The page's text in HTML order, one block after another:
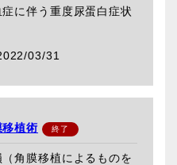
に伴う重度尿蛋白症状
03/31
植術
角膜移植によるものを